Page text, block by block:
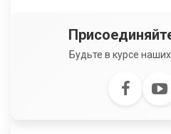
Будьте в курсе